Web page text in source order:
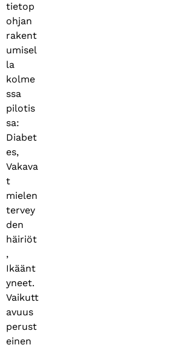
tietop
ohjan
rakent
umisel
la
kolme
ssa
pilotis
sa:
Diabet
es,
Vakava
t
mielen
tervey
den
häiriöt
,
Ikäänt
yneet.
Vaikutt
avuus
perust
einen